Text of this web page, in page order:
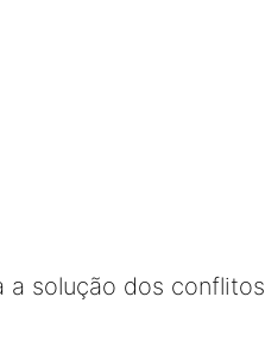
a solução dos conflitos